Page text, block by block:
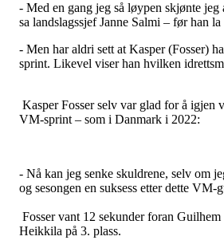
- Med en gang jeg så løypen skjønte
sa landslagssjef Janne Salmi – før han la
- Men har aldri sett at Kasper (Fosser)
sprint. Likevel viser han hvilken
Kasper Fosser selv var glad for å igjen
VM-sprint – som i Danmark i 2022:
- Nå kan jeg senke skuldrene, selv om
og sesongen en suksess etter dette VM-
Fosser vant 12 sekunder foran
Heikkila på 3. plass.